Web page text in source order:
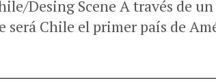
Desing Scene A través de
será Chile el primer país de